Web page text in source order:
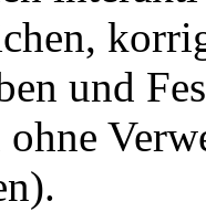
und